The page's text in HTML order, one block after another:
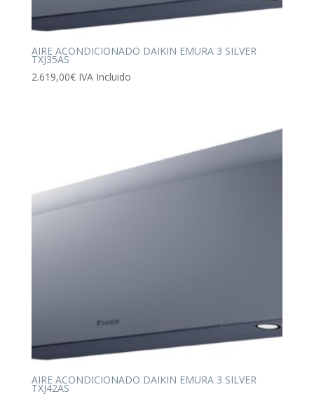
AIRE ACONDICIONADO DAIKIN EMURA 3 SILVER
TXJ35AS
2.619,00€ IVA Incluido
AIRE ACONDICIONADO DAIKIN EMURA 3 SILVER
TXJ42AS